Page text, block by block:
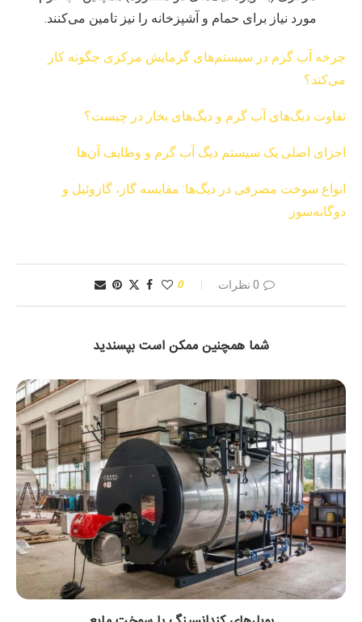
مورد نیاز برای حمام و آشپزخانه را نیز تامین می‌کنند.
چرخه آب گرم در سیستم‌های گرمایش مرکزی چگونه کار
می‌کند؟
تفاوت دیگ‌های آب گرم و دیگ‌های بخار در چیست؟
اجزای اصلی یک سیستم دیگ آب گرم و وظایف آن‌ها
انواع سوخت مصرفی در دیگ‌ها: مقایسه گاز، گازوئیل و
دوگانه‌سوز
0 نظرات 0
شما همچنین ممکن است بپسندید